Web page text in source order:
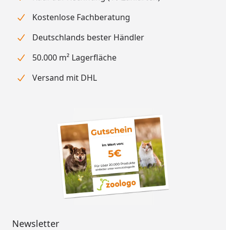
Kostenlose Fachberatung
Deutschlands bester Händler
50.000 m² Lagerfläche
Versand mit DHL
Newsletter